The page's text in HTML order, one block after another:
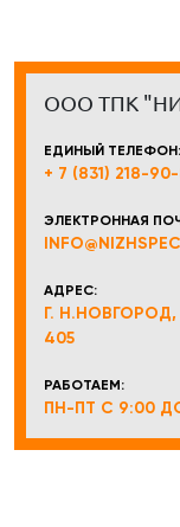
ООО ТПК
ЕДИНЫЙ ТЕЛЕФОН:
+ 7 (831) 218-
ЭЛЕКТРОННАЯ
АДРЕС:
Г.
405
РАБОТАЕМ:
ПН-ПТ С 9:00